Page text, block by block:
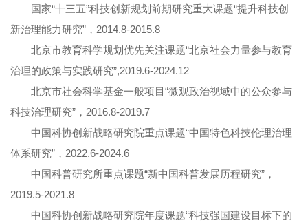
国家“十三五”科技创新规划前期研究重大课题“提升科技创
新治理能力研究”，2014.8-2015.8
北京市教育科学规划优先关注课题“北京社会力量参与教育
治理的政策与实践研究”,2019.6-2024.12
北京市社会科学基金一般项目“微观政治视域中的公众参与
科技治理研究”，2016.8-2019.7
中国科协创新战略研究院重点课题“中国特色科技伦理治理
体系研究”，2022.6-2024.6
中国科普研究所重点课题“新中国科普发展历程研究”，
2019.5-2021.8
中国科协创新战略研究院年度课题“科技强国建设目标下的